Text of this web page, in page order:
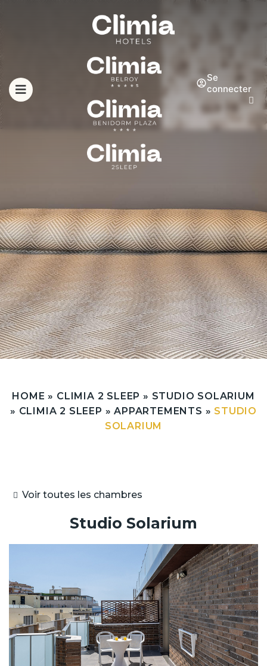
Se
connecter
HOME » CLIMIA 2 SLEEP » STUDIO SOLARIUM
» CLIMIA 2 SLEEP »APPARTEMENTS » STUDIO
SOLARIUM
Voir toutes les chambres
Studio Solarium